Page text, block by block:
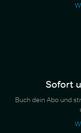
Sofort
Buch dein Abo und